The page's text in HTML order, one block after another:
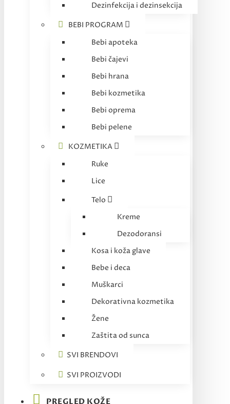
Dezinfekcija i dezinsekcija
BEBI PROGRAM
Bebi apoteka
Bebi čajevi
Bebi hrana
Bebi kozmetika
Bebi oprema
Bebi pelene
KOZMETIKA
Ruke
Lice
Telo
Kreme
Dezodoransi
Kosa i koža glave
Bebe i deca
Muškarci
Dekorativna kozmetika
Žene
Zaštita od sunca
SVI BRENDOVI
SVI PROIZVODI
PREGLED KOŽE